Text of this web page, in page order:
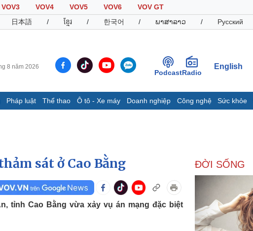
VOV3 VOV4 VOV5 VOV6
VOV GT
日本語 / ខ្មែរ / 한국어 / ພາສາລາວ / Русский
8 năm 2026
PodcastRadio
English
Pháp luật Thể thao Ô tô - Xe máy Doanh nghiệp Công nghệ Sức khỏe
Infographic
Ô tô - Xe máy
Doanh nghiệp
Thông tin doanh nghiệp
Doanh nghiệp 24h
sát ở Cao Bằng
tỉnh Cao Bằng vừa xảy vụ án mạng đặc biệt
ĐỜI SỐNG